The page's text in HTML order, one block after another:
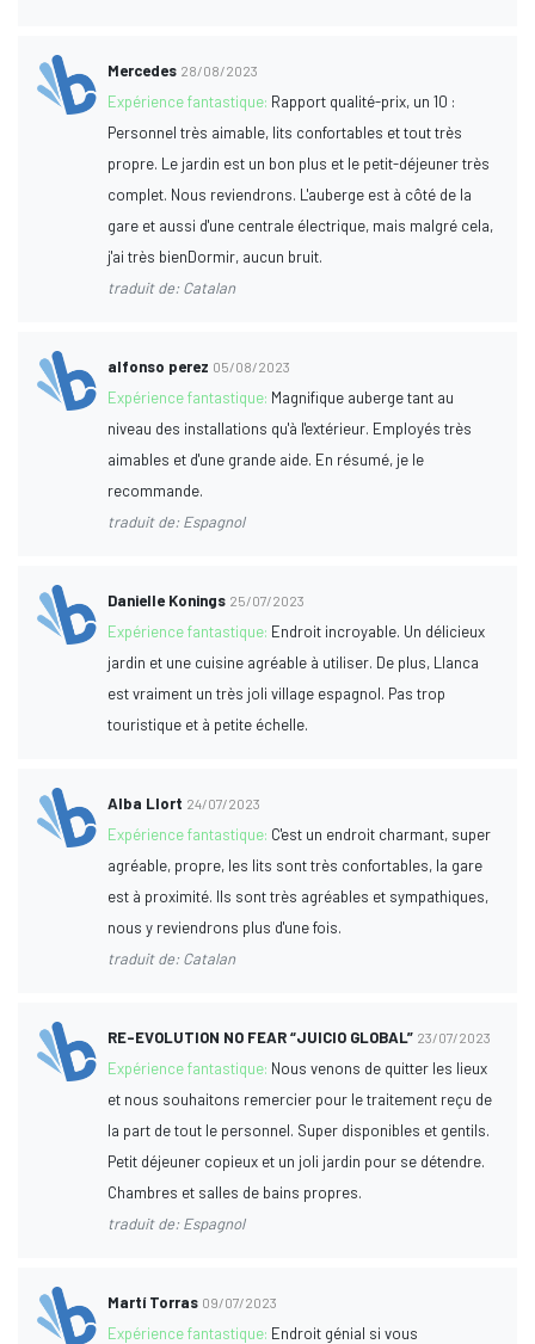
Mercedes 28/08/2023
Expérience fantastique: Rapport qualité-prix, un 10 :
Personnel très aimable, lits confortables et tout très
propre. Le jardin est un bon plus et le petit-déjeuner très
complet. Nous reviendrons. L'auberge est à côté de la
gare et aussi d'une centrale électrique, mais malgré cela,
j'ai très bienDormir, aucun bruit.
traduit de: Catalan
alfonso perez 05/08/2023
Expérience fantastique: Magnifique auberge tant au
niveau des installations qu'à l'extérieur. Employés très
aimables et d'une grande aide. En résumé, je le
recommande.
traduit de: Espagnol
Danielle Konings 25/07/2023
Expérience fantastique: Endroit incroyable. Un délicieux
jardin et une cuisine agréable à utiliser. De plus, Llanca
est vraiment un très joli village espagnol. Pas trop
touristique et à petite échelle.
Alba Llort 24/07/2023
Expérience fantastique: C'est un endroit charmant, super
agréable, propre, les lits sont très confortables, la gare
est à proximité. Ils sont très agréables et sympathiques,
nous y reviendrons plus d'une fois.
traduit de: Catalan
RE-EVOLUTION NO FEAR “JUICIO GLOBAL” 23/07/2023
Expérience fantastique: Nous venons de quitter les lieux
et nous souhaitons remercier pour le traitement reçu de
la part de tout le personnel. Super disponibles et gentils.
Petit déjeuner copieux et un joli jardin pour se détendre.
Chambres et salles de bains propres.
traduit de: Espagnol
Martí Torras 09/07/2023
Expérience fantastique: Endroit génial si vous